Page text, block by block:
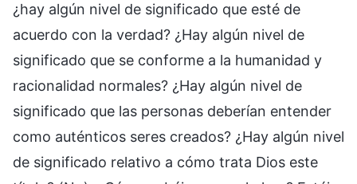
¿hay algún nivel de significado que esté de
acuerdo con la verdad? ¿Hay algún nivel de
significado que se conforme a la humanidad y
racionalidad normales? ¿Hay algún nivel de
significado que las personas deberían entender
como auténticos seres creados? ¿Hay algún nivel
de significado relativo a cómo trata Dios este